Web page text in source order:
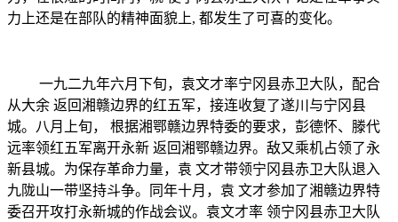
力上还是在部队的精神面貌上, 都发生了可喜的变化。
一九二九年六月下旬，袁文才率宁冈县赤卫大队，配合
从大余 返回湘赣边界的红五军，接连收复了遂川与宁冈县
城。八月上旬，
根据湘鄂赣边界特委的要求，彭德怀、滕代
远率领红五军离开永新 返回湘鄂赣边界。敌又乘机占领了永
新县城。为保存革命力量，袁 文才带领宁冈县赤卫大队退入
九陇山一带坚持斗争。同年十月，袁 文才参加了湘赣边界特
委召开攻打永新城的作战会议。袁文才率 领宁冈县赤卫大队